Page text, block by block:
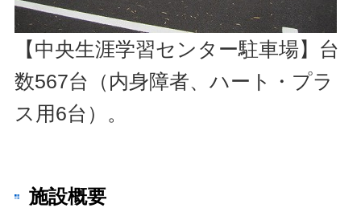
【中央生涯学習センター駐車場】台
数567台 （内身障者、ハート・プラ
ス用6台）。
施設概要